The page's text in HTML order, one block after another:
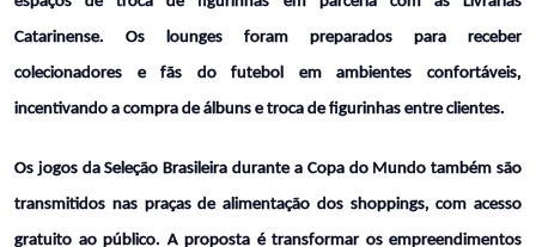
Catarinense. Os lounges foram preparados para receber
colecionadores e fãs do futebol em ambientes confortáveis,
incentivando a compra de álbuns e troca de figurinhas entre clientes.
Os jogos da Seleção Brasileira durante a Copa do Mundo também são
transmitidos nas praças de alimentação dos shoppings, com acesso
gratuito ao público. A proposta é transformar os empreendimentos